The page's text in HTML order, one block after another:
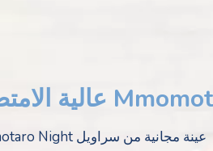
عينة مجانية من سراويل Mmomotaro Night عالية الامتصاص للاستعمال مرة واحدة